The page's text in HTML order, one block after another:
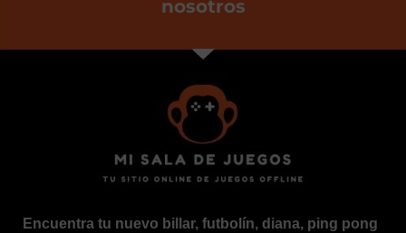
nosotros
Encuentra tu nuevo billar, futbolín, diana, ping pong